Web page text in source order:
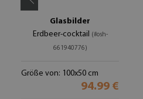
Glasbilder
Erdbeer-cocktail
(#osh-
661940776)
Größe von: 100x50 cm
94.99 €